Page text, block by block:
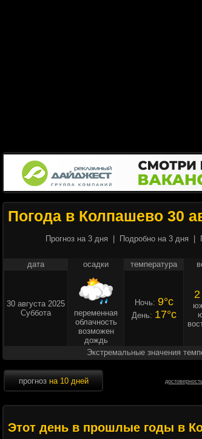
Погода в Колпашево 30
Прогноз на 3 дня Подробно на 3 дня
дата осадки температура
30 августа 2025
Суббота
переменная
облачность
возможен
дождь
Ночь: 9°c
День: 17°c
Экстремальные значения
прогноз на 10 дней
Этот день в прошлые годы в